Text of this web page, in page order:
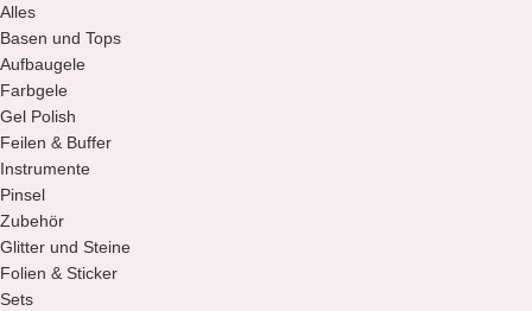
Alles
Basen und Tops
Aufbaugele
Farbgele
Gel Polish
Feilen & Buffer
Instrumente
Pinsel
Zubehör
Glitter und Steine
Folien & Sticker
Sets